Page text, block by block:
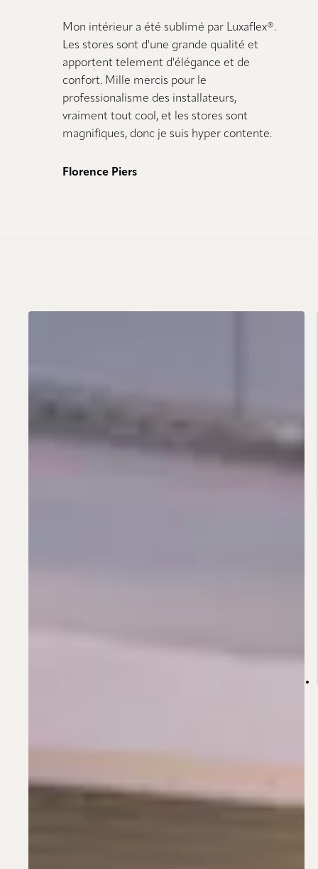
Mon intérieur a été sublimé par Luxaflex®.
Les stores sont d'une grande qualité et
apportent telement d'élégance et de
confort. Mille mercis pour le
professionalisme des installateurs,
vraiment tout cool, et les stores sont
magnifiques, donc je suis hyper contente.
Florence Piers